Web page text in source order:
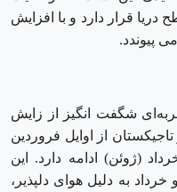
قرار دارد و با افزایش
پیوندد.
شگفت ‌انگیز از زایش
از اوایل فروردین
(ژوئن) ادامه دارد. این
به دلیل هوای دلپذیر،